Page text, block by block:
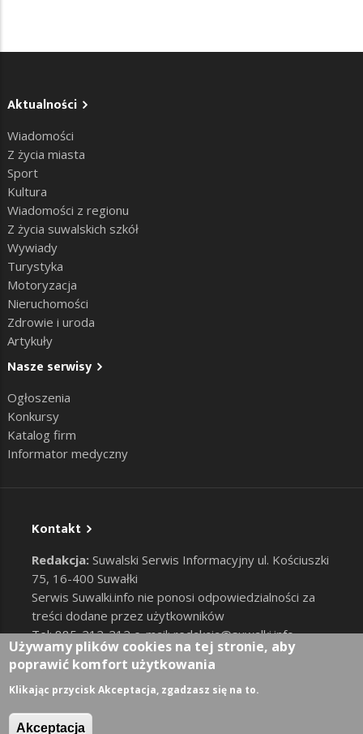
Aktualności
Wiadomości
Z życia miasta
Sport
Kultura
Wiadomości z regionu
Z życia suwalskich szkół
Wywiady
Turystyka
Motoryzacja
Nieruchomości
Zdrowie i uroda
Artykuły
Nasze serwisy
Ogłoszenia
Konkursy
Katalog firm
Informator medyczny
Kontakt
Redakcja: Suwalski Serwis Informacyjny ul. Kościuszki
75, 16-400 Suwałki
Serwis Suwalki.info nie ponosi odpowiedzialności za
treści dodane przez użytkowników
Tel: 885-212-212 e-mail:redakcja@suwalki.info,
reklama@suwalki.info
RODO |Cookies
User account menu
Zaloguj
Używamy plików cookies na tej stronie, aby
poprawić komfort użytkowania
Klikając przycisk Akceptacja, zgadzasz się na to.
Akceptacja